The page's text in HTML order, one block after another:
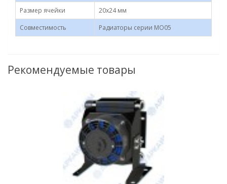
Размер ячейки
20х24 мм
Совместимость
Радиаторы серии МО05
Рекомендуемые товары